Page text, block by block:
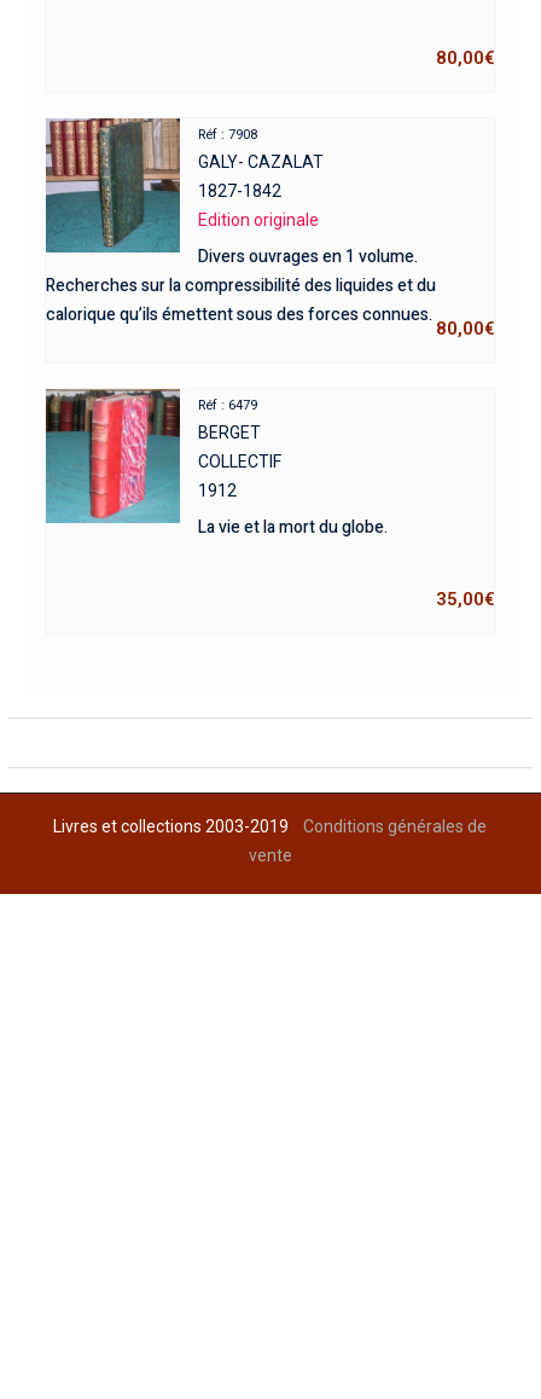
80,00€
Réf : 7908
GALY- CAZALAT
1827-1842
Edition originale
Divers ouvrages en 1 volume.
Recherches sur la compressibilité des liquides et du
calorique qu’ils émettent sous des forces connues.
80,00€
Réf : 6479
BERGET
COLLECTIF
1912
La vie et la mort du globe.
35,00€
Livres et collections 2003-2019Conditions générales de
vente